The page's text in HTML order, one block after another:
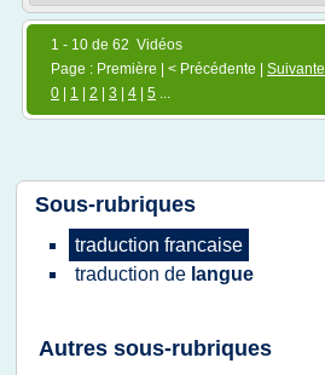
1 - 10 de 62 Vidéos
Page : Première | < Précédente | Suivante
0
1 2 3 4 5 ...
Sous-rubriques
traduction francaise
traduction de langue
Autres sous-rubriques